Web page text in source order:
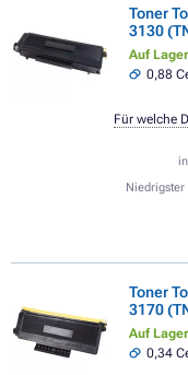
Toner
3130
Auf
0,88
Niedrigster
Für welche
Toner
3170
Auf
0,34